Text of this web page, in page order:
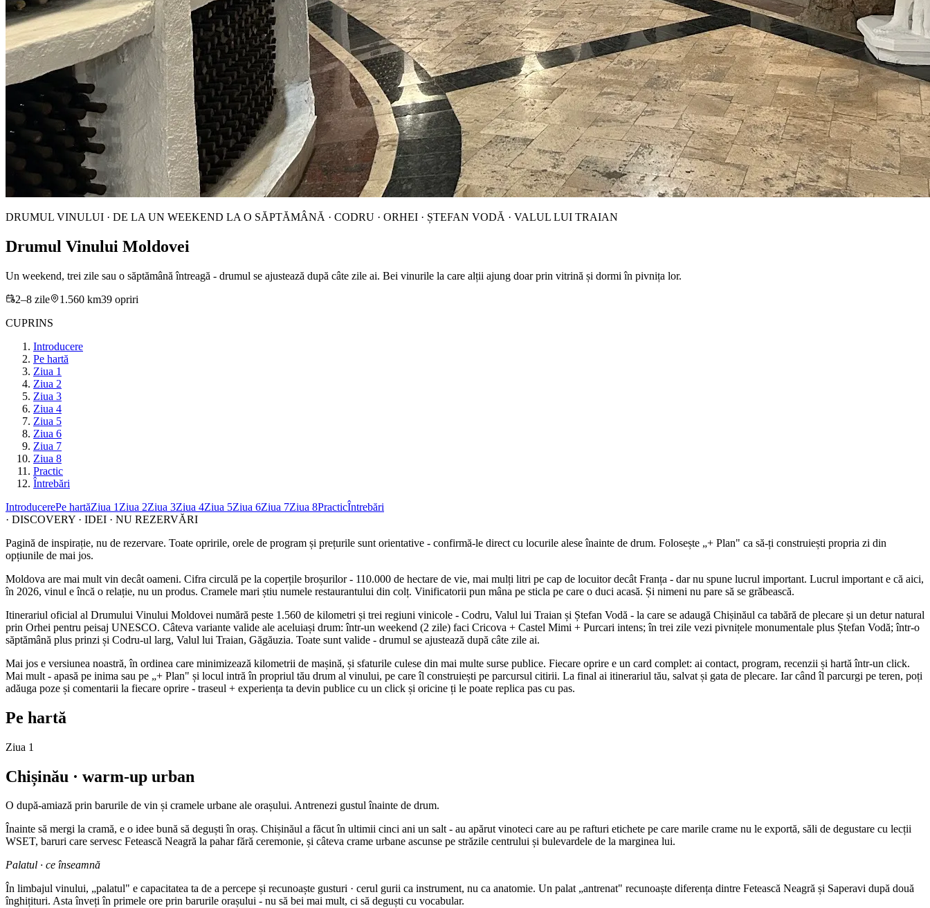
DRUMUL VINULUI · DE LA UN WEEKEND LA O SĂPTĂMÂNĂ · CODRU · ORHEI · ȘTEFAN VODĂ · VALUL LUI TRAIAN
Drumul Vinului Moldovei
Un weekend, trei zile sau o săptămână întreagă - drumul se ajustează după câte zile ai. Bei vinurile la care alții ajung doar prin vitrină și dormi în pivnița lor.
2–8 zile 1.560 km39 opriri
CUPRINS
Introducere
Pe hartă
Ziua 1
Ziua 2
Ziua 3
Ziua 4
Ziua 5
Ziua 6
Ziua 7
Ziua 8
Practic
Întrebări
IntroducerePe hartăZiua 1 Ziua 2Ziua 3Ziua 4Ziua 5Ziua 6Ziua 7Ziua 8PracticÎntrebări
· DISCOVERY · IDEI · NU REZERVĂRI
Pagină de inspirație, nu de rezervare. Toate opririle, orele de program și prețurile sunt orientative - confirmă-le direct cu locurile alese înainte de drum. Folosește „+ Plan" ca să-ți construiești propria zi din
opțiunile de mai jos.
Moldova are mai mult vin decât oameni. Cifra circulă pe la coperțile broșurilor - 110.000 de hectare de vie, mai mulți litri pe cap de locuitor decât Franța - dar nu spune lucrul important. Lucrul important e că aici,
în 2026, vinul e încă o relație, nu un produs. Cramele mari știu numele restaurantului din colț. Vinificatorii pun mâna pe sticla pe care o duci acasă. Și nimeni nu pare să se grăbească.
Itinerariul oficial al Drumului Vinului Moldovei numără peste 1.560 de kilometri și trei regiuni vinicole - Codru, Valul lui Traian și Ștefan Vodă - la care se adaugă Chișinăul ca tabără de plecare și un detur natural
prin Orhei pentru peisaj UNESCO. Câteva variante valide ale aceluiași drum: într-un weekend (2 zile) faci Cricova + Castel Mimi + Purcari intens; în trei zile vezi pivnițele monumentale plus Ștefan Vodă; într-o
săptămână plus prinzi și Codru-ul larg, Valul lui Traian, Găgăuzia. Toate sunt valide - drumul se ajustează după câte zile ai.
Mai jos e versiunea noastră, în ordinea care minimizează kilometrii de mașină, și sfaturile culese din mai multe surse publice. Fiecare oprire e un card complet: ai contact, program, recenzii și hartă într-un click.
Mai mult - apasă pe inima sau pe „+ Plan" și locul intră în propriul tău drum al vinului, pe care îl construiești pe parcursul citirii. La final ai itinerariul tău, salvat și gata de plecare. Iar când îl parcurgi pe teren, poți
adăuga poze și comentarii la fiecare oprire - traseul + experiența ta devin publice cu un click și oricine ți le poate replica pas cu pas.
Pe hartă
Ziua 1
Chișinău · warm-up urban
O după-amiază prin barurile de vin și cramele urbane ale orașului. Antrenezi gustul înainte de drum.
Înainte să mergi la cramă, e o idee bună să deguști în oraș. Chișinăul a făcut în ultimii cinci ani un salt - au apărut vinoteci care au pe rafturi etichete pe care marile crame nu le exportă, săli de degustare cu lecții
WSET, baruri care servesc Fetească Neagră la pahar fără ceremonie, și câteva crame urbane ascunse pe străzile centrului și bulevardele de la marginea lui.
Palatul · ce înseamnă
În limbajul vinului, „palatul" e capacitatea ta de a percepe și recunoaște gusturi · cerul gurii ca instrument, nu ca anatomie. Un palat „antrenat" recunoaște diferența dintre Fetească Neagră și Saperavi după două
înghițituri. Asta înveți în primele ore prin barurile orașului - nu să bei mai mult, ci să deguști cu vocabular.